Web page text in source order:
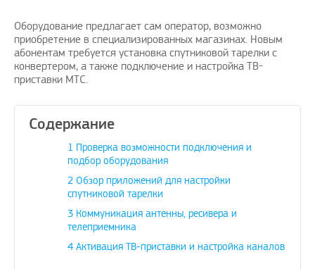
проблем с
услуг…
10.3.2021
своевременно
А
Оборудование предлагает сам оператор, возможно
приобретение в специализированных магазинах. Новым
абонентам требуется установка спутниковой тарелки с
конвертером, а также подключение и настройка ТВ-
приставки МТС.
Содержание
1 Проверка возможности подключения и
подбор оборудования
2 Обзор приложений для настройки
спутниковой тарелки
3 Коммуникация антенны, ресивера и
телеприемника
4 Активация ТВ-приставки и настройка каналов